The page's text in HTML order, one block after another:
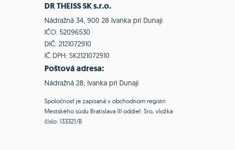
DR THEISS SK s.r.o.
Nádražná 34, 900 28 Ivanka pri Dunaji
IČO: 52096530
DIČ: 2121072910
IČ DPH: SK2121072910
Poštová adresa:
Nádražná 28, Ivanka pri Dunaji
Spoločnosť je zapísaná v obchodnom registri
Mestského súdu Bratislava III oddiel: Sro, vložka
číslo: 133321/B